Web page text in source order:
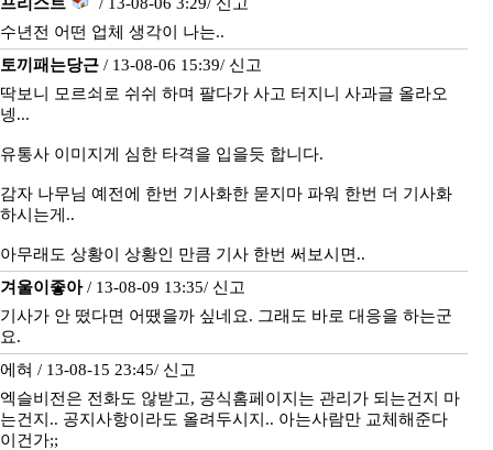
수년전 어떤 업체 생각이 나는..
토끼패는당근 / 13-08-06 15:39/ 신고
딱보니 모르쇠로 쉬쉬 하며 팔다가 사고 터지니 사과글 올라오
넹...
유통사 이미지게 심한 타격을 입을듯 합니다.
감자 나무님 예전에 한번 기사화한 묻지마 파워 한번 더 기사화
하시는게..
아무래도 상황이 상황인 만큼 기사 한번 써보시면..
겨울이좋아/ 13-08-09 13:35/ 신고
기사가 안 떴다면 어땠을까 싶네요. 그래도 바로 대응을 하는군
요.
에혀 / 13-08-15 23:45/ 신고
엑슬비전은 전화도 않받고, 공식홈페이지는 관리가 되는건지 마
는건지.. 공지사항이라도 올려두시지.. 아는사람만 교체해준다
이건가;;